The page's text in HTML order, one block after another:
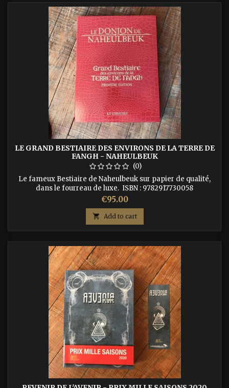
LE GRAND BESTIAIRE DES ENVIRONS DE LA TERRE DE
FANGH - NAHEULBEUK
(0)
Le fameux Bestiaire de Naheulbeuk sur papier de qualité,
dans le fourreau de luxe. ISBN : 9782917730058
Price
€95.00
 Add to cart